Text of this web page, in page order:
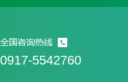
0917-5542760